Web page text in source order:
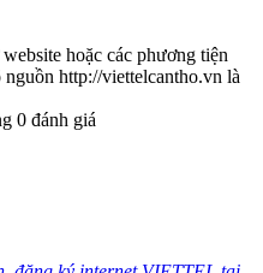
hoặc các phương tiện
http://viettelcantho.vn là
0 đánh giá